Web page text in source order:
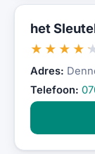
het
Adres:
Telefoon: